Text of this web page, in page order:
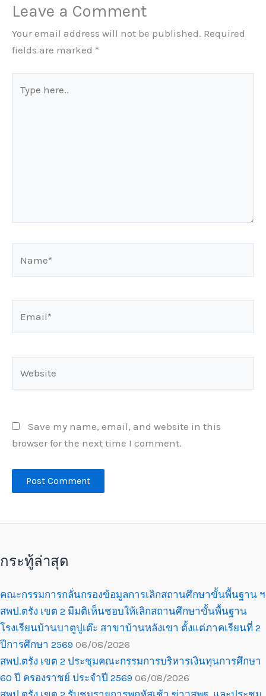
Leave a Comment
Your email address will not be published. Required
fields are marked *
here..
Save my name, email, and website in this
browser for the next time I comment.
กระทู้ล่าสุด
คณะกรรมการกลั่นกรองข้อมูลการเลิกสถานศึกษาขั้นพื้นฐาน ฯ
สพป.ตรัง เขต 2 มีมติเห็นชอบให้เลิกสถานศึกษาขั้นพื้นฐาน
โรงเรียนบ้านบาตูปูเต๊ะ สาขาบ้านหลังเขา ตั้งแต่ภาคเรียนที่ 2
ปีการศึกษา 2569 06/08/2026
สพป.ตรัง เขต 2 ประชุมคณะกรรมการบริหารเงินทุนการศึกษา
60 ปี ครองราชย์ ประจำปี 2569 06/08/2026